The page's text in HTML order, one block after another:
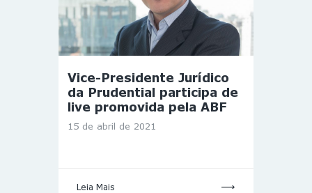
Vice-Presidente Jurídico
da Prudential participa de
live promovida pela ABF
15 de abril de 2021
Leia Mais